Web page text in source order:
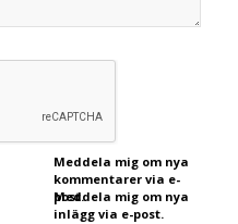
Meddela mig om nya
kommentarer via e-
post.
Meddela mig om nya
inlägg via e-post.